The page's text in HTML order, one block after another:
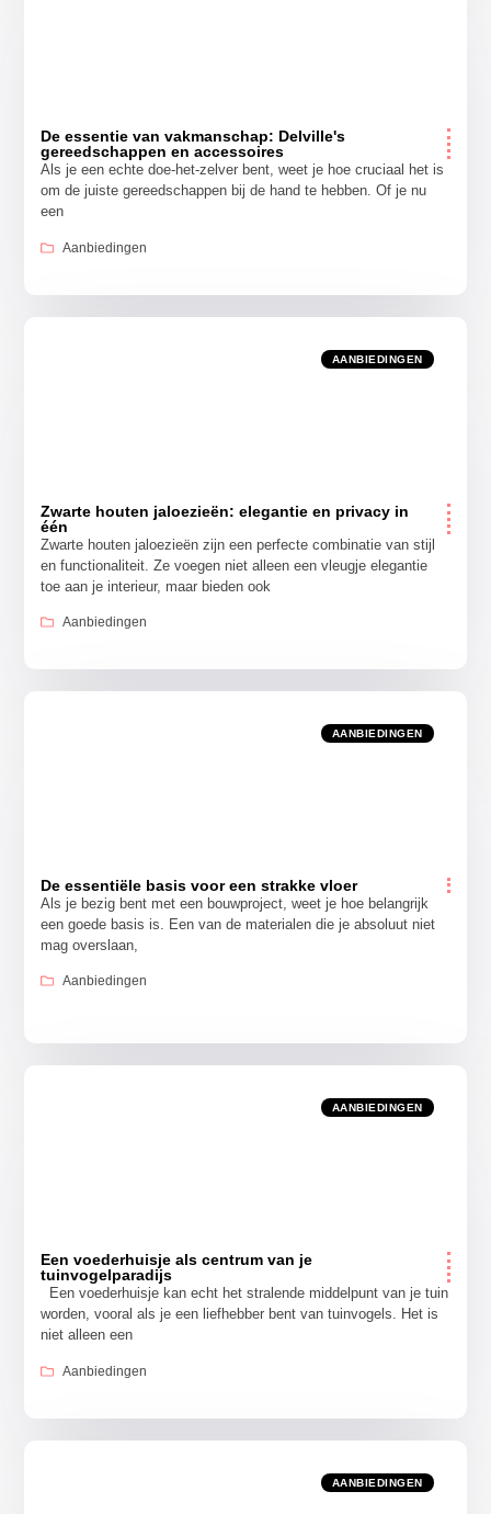
De essentie van vakmanschap: Delville's
gereedschappen en accessoires
Als je een echte doe-het-zelver bent, weet je hoe cruciaal het is
om de juiste gereedschappen bij de hand te hebben. Of je nu
een
Aanbiedingen
AANBIEDINGEN
Zwarte houten jaloezieën: elegantie en privacy in
één
Zwarte houten jaloezieën zijn een perfecte combinatie van stijl
en functionaliteit. Ze voegen niet alleen een vleugje elegantie
toe aan je interieur, maar bieden ook
Aanbiedingen
AANBIEDINGEN
De essentiële basis voor een strakke vloer
Als je bezig bent met een bouwproject, weet je hoe belangrijk
een goede basis is. Een van de materialen die je absoluut niet
mag overslaan,
Aanbiedingen
AANBIEDINGEN
Een voederhuisje als centrum van je
tuinvogelparadijs
Een voederhuisje kan echt het stralende middelpunt van je tuin
worden, vooral als je een liefhebber bent van tuinvogels. Het is
niet alleen een
Aanbiedingen
AANBIEDINGEN